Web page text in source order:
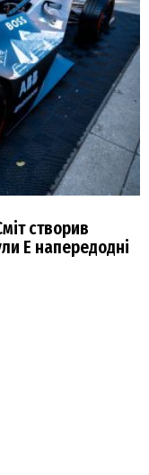
створив
Е напередодні